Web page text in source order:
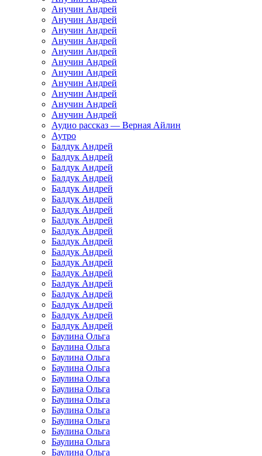
Анучин Андрей
Анучин Андрей
Анучин Андрей
Анучин Андрей
Анучин Андрей
Анучин Андрей
Анучин Андрей
Анучин Андрей
Анучин Андрей
Анучин Андрей
Анучин Андрей
Аудио рассказ — Верная Айлин
Аутро
Балдук Андрей
Балдук Андрей
Балдук Андрей
Балдук Андрей
Балдук Андрей
Балдук Андрей
Балдук Андрей
Балдук Андрей
Балдук Андрей
Балдук Андрей
Балдук Андрей
Балдук Андрей
Балдук Андрей
Балдук Андрей
Балдук Андрей
Балдук Андрей
Балдук Андрей
Балдук Андрей
Баулина Ольга
Баулина Ольга
Баулина Ольга
Баулина Ольга
Баулина Ольга
Баулина Ольга
Баулина Ольга
Баулина Ольга
Баулина Ольга
Баулина Ольга
Баулина Ольга
Баулина Ольга